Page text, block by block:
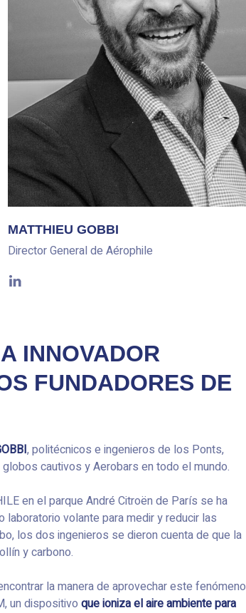
MATTHIEU GOBBI
Director General de Aérophile
INNOVADOR
FUNDADORES DE
, politécnicos e ingenieros de los Ponts,
cautivos y Aerobars en todo el mundo.
en el parque André Citroën de París se ha
laboratorio volante para medir y reducir las
los dos ingenieros se dieron cuenta de que la
y carbono.
la manera de aprovechar este fenómeno
un dispositivo que ioniza el aire ambiente para